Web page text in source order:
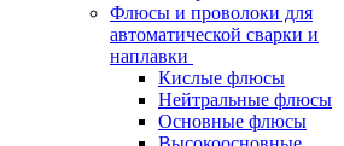
Флюсы и проволоки для
автоматической сварки и
наплавки
Кислые флюсы
Нейтральные флюсы
Основные флюсы